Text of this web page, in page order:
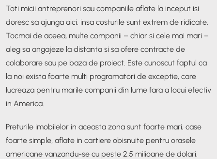
Toti micii antreprenori sau companiile aflate la inceput isi
doresc sa ajunga aici, insa costurile sunt extrem de ridicate.
Tocmai de aceea, multe companii – chiar si cele mai mari –
aleg sa angajeze la distanta si sa ofere contracte de
colaborare sau pe baza de proiect. Este cunoscut faptul ca
la noi exista foarte multi programatori de exceptie, care
lucreaza pentru marile companii din lume fara a locui efectiv
in America.
Preturile imobilelor in aceasta zona sunt foarte mari, case
foarte simple, aflate in cartiere obisnuite pentru orasele
americane vanzandu-se cu peste 2.5 milioane de dolari.